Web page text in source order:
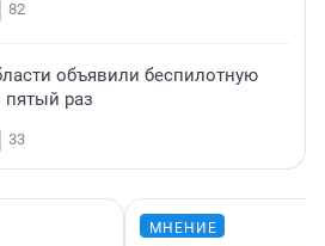
82
объявили беспилотную
пятый раз
33
МНЕНИЕ